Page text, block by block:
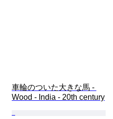
車輪のついた大きな馬 -
Wood - India - 20th century